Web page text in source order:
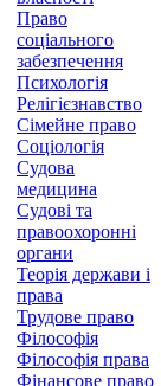
Право
соціального
забезпечення
Психологія
Релігієзнавство
Сімейне право
Соціологія
Судова
медицина
Судові та
правоохоронні
органи
Теорія держави і
права
Трудове право
Філософія
Філософія права
Фінансове право